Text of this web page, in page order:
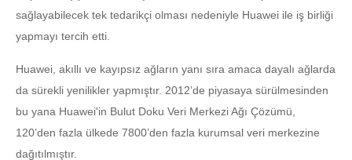
sağlayabilecek tek tedarikçi olması nedeniyle Huawei ile iş birliği
yapmayı tercih etti.
Huawei, akıllı ve kayıpsız ağların yanı sıra amaca dayalı ağlarda
da sürekli yenilikler yapmıştır. 2012’de piyasaya sürülmesinden
bu yana Huawei'in Bulut Doku Veri Merkezi Ağı Çözümü,
120’den fazla ülkede 7800’den fazla kurumsal veri merkezine
dağıtılmıştır.